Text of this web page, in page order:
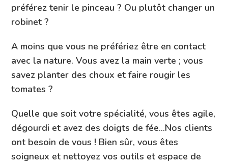
préférez tenir le pinceau ? Ou plutôt changer un
robinet ?
A moins que vous ne préfériez être en contact
avec la nature. Vous avez la main verte ; vous
savez planter des choux et faire rougir les
tomates ?
Quelle que soit votre spécialité, vous êtes agile,
dégourdi et avez des doigts de fée…Nos clients
ont besoin de vous ! Bien sûr, vous êtes
soigneux et nettoyez vos outils et espace de